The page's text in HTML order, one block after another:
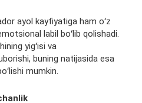
ayol kayfiyatiga ham oʻz
labil boʻlib qolishadi.
yigʻisi va
buning natijasida esa
mumkin.